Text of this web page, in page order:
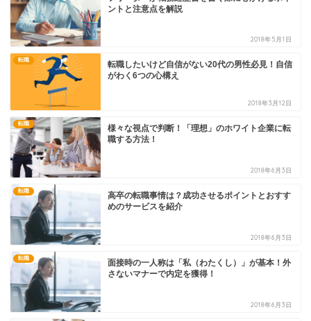
ントと注意点を解説
2018年5月1日
転職
転職したいけど自信がない20代の男性必見！自信
がわく6つの心構え
2018年3月12日
転職
様々な視点で判断！「理想」のホワイト企業に転
職する方法！
2018年6月3日
転職
高卒の転職事情は？成功させるポイントとおすす
めのサービスを紹介
2018年6月3日
転職
面接時の一人称は「私（わたくし）」が基本！外
さないマナーで内定を獲得！
2018年6月3日